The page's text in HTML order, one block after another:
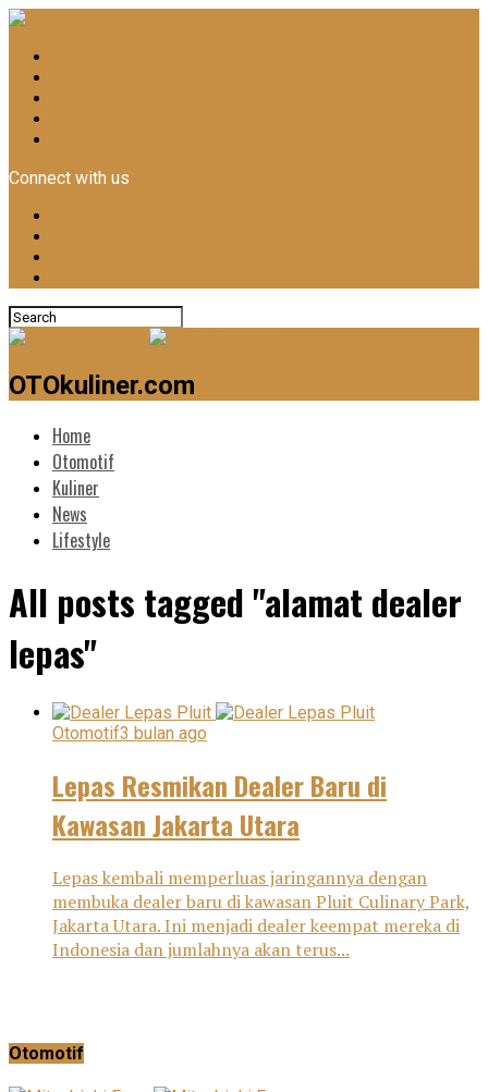
Connect with us
OTOkuliner.com
Home
Otomotif
Kuliner
News
Lifestyle
All posts tagged "alamat dealer
lepas"
Otomotif3 bulan ago
Lepas Resmikan Dealer Baru di
Kawasan Jakarta Utara
Lepas kembali memperluas jaringannya dengan
membuka dealer baru di kawasan Pluit Culinary Park,
Jakarta Utara. Ini menjadi dealer keempat mereka di
Indonesia dan jumlahnya akan terus...
Otomotif